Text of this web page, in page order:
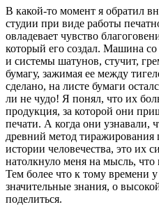
В какой-то момент я обратил
студии при виде работы
овладевает чувство
который его создал. Машина
и системы шатунов, стучит,
бумагу, зажимая ее между
сделано, на листе бумаги
ли не чудо! Я понял, что их
продукция, за которой они
печати. А когда они узнавали,
древний метод тиражирования
истории человечества, это их
натолкнуло меня на мысль, что
Тем более что к тому времени
значительные знания, о
поделиться.